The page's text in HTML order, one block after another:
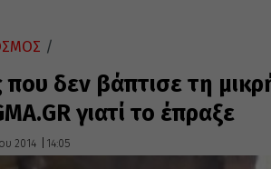
/
που δεν βάπτισε τη
γιατί το έπραξε
2014 14:05